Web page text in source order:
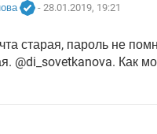
- 28.01.2019, 19:21
старая, пароль не
@di_sovetkanova. Как